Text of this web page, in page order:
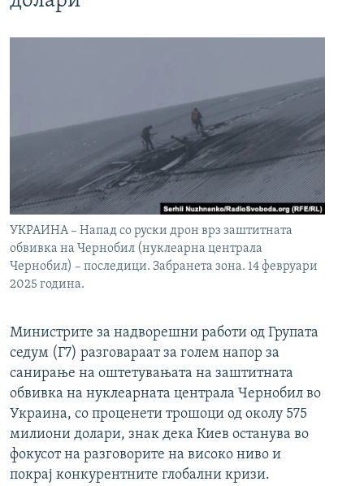
УКРАИНА – Напад со руски дрон врз заштитната
обвивка на Чернобил (нуклеарна централа
Чернобил) – последици. Забранета зона. 14 февруари
2025 година.
Министрите за надворешни работи од Групата
седум (Г7) разговараат за голем напор за
санирање на оштетувањата на заштитната
обвивка на нуклеарната централа Чернобил во
Украина, со проценети трошоци од околу 575
милиони долари, знак дека Киев останува во
фокусот на разговорите на високо ниво и
покрај конкурентните глобални кризи.